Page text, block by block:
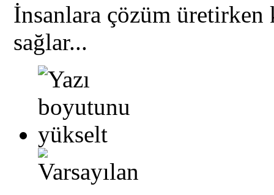
İnsanlara çözüm
sağlar...